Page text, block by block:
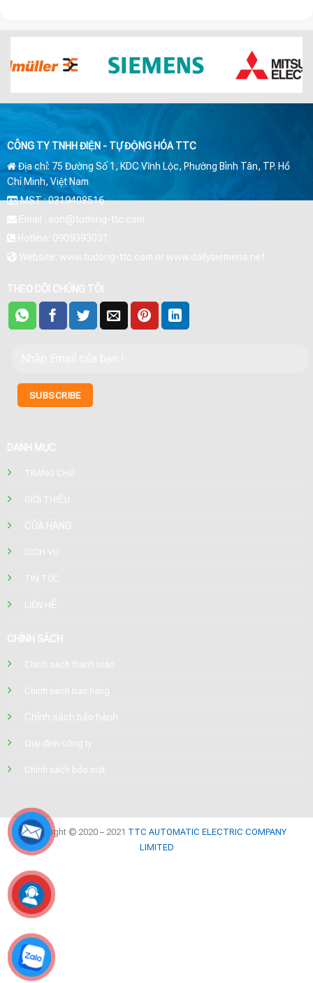
CÔNG TY TNHH ĐIỆN - TỰ ĐỘNG HÓA TTC
Địa chỉ: 75 Đường Số 1, KDC Vĩnh Lộc, Phường Bình Tân, TP. Hồ
Chí Minh, Việt Nam
MST : 0319408516
Email : son@tudong-ttc.com
Hotline: 0909393031
Website: www.tudong-ttc.com or www.dailysiemens.net
THEO DÕI CHÚNG TÔI
DANH MỤC
TRANG CHỦ
GIỚI THIỆU
CỬA HÀNG
DỊCH VỤ
TIN TỨC
LIÊN HỆ
CHÍNH SÁCH
Chính sách thanh toán
Chính sách bán hàng
Chính sách bảo hành
Quy định công ty
Chính sách bảo mật
Copyright © 2020 – 2021 TTC AUTOMATIC ELECTRIC COMPANY
LIMITED